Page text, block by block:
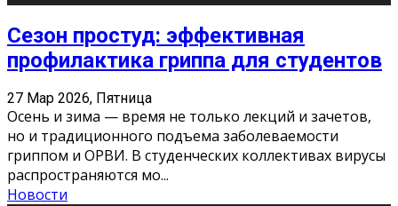
Сезон простуд: эффективная
профилактика гриппа для студентов
27 Мар 2026, Пятница
Осень и зима — время не только лекций и зачетов,
но и традиционного подъема заболеваемости
гриппом и ОРВИ. В студенческих коллективах вирусы
распространяются мо...
Новости